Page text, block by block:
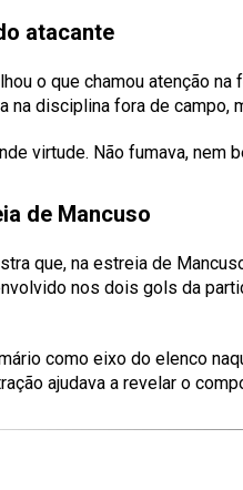
atacante
o que chamou atenção
na disciplina fora de campo,
virtude. Não fumava, nem
de Mancuso
que, na estreia de
nos dois gols da
como eixo do elenco
ajudava a revelar o